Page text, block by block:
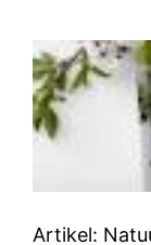
Artikel: